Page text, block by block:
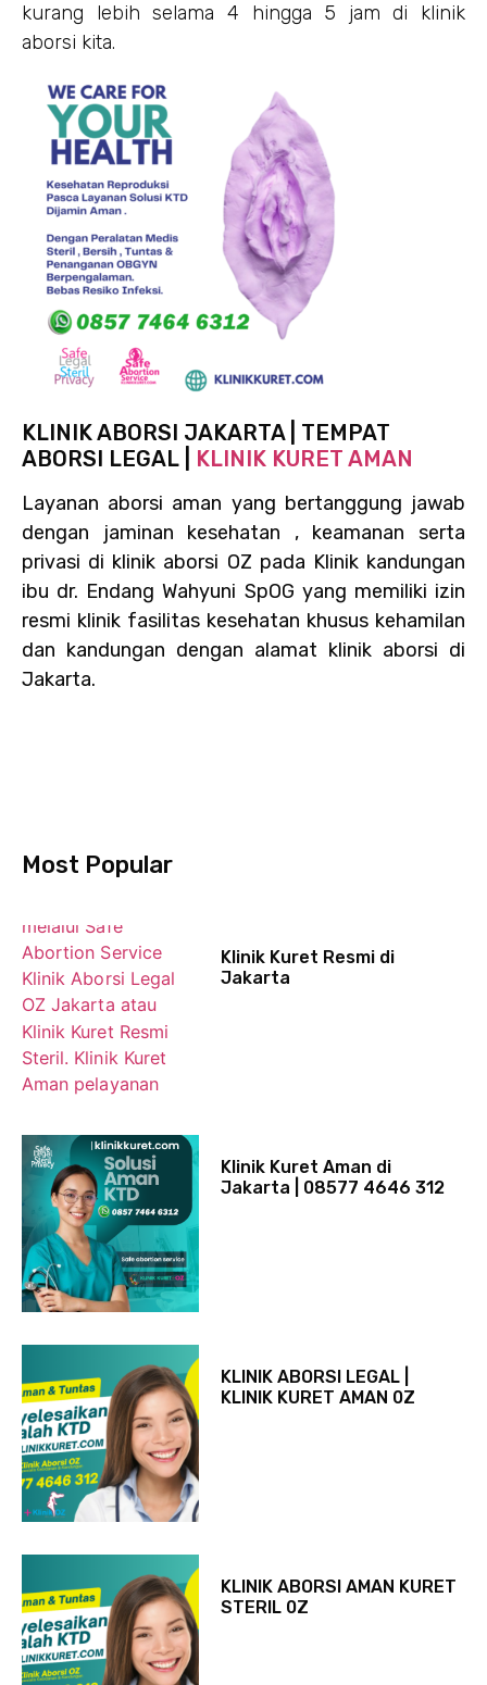
kurang lebih selama 4 hingga 5 jam di klinik
aborsi kita.
KLINIK ABORSI JAKARTA | TEMPAT
ABORSI LEGAL | KLINIK KURET AMAN
Layanan aborsi aman yang bertanggung jawab
dengan jaminan kesehatan , keamanan serta
privasi di klinik aborsi OZ pada Klinik kandungan
ibu dr. Endang Wahyuni SpOG yang memiliki izin
resmi klinik fasilitas kesehatan khusus kehamilan
dan kandungan dengan alamat klinik aborsi di
Jakarta.
Most Popular
Klinik Kuret Resmi di
Jakarta
Klinik Kuret Aman di
Jakarta | 08577 4646 312
KLINIK ABORSI LEGAL |
KLINIK KURET AMAN 0Z
KLINIK ABORSI AMAN KURET
STERIL 0Z